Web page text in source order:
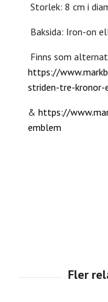
Storlek: 8 cm i
Baksida: Iron-on
Finns som
https://
striden-tre-kronor-
& https://
emblem